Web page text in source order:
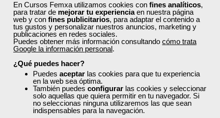
En Cursos Femxa utilizamos cookies con fines analíticos,
para tratar de mejorar tu experienciaen nuestra página
web y con fines publicitarios, para adaptar el contenido a
tus gustos y personalizar nuestros anuncios, marketing y
publicaciones en redes sociales.
Puedes obtener más información consultando cómo trata
Google la información personal.
¿Qué puedes hacer?
Puedes aceptar las cookies para que tu experiencia
en la web sea óptima.
También puedes configurar las cookies y seleccionar
solo aquellas que quiera permitir en tu navegador. Si
no seleccionas ninguna utilizaremos las que sean
indispensables para la navegación.
Términos y condiciones
He leído y acepto la Política de Privacidad
Registrarse
Quiénes Somos: